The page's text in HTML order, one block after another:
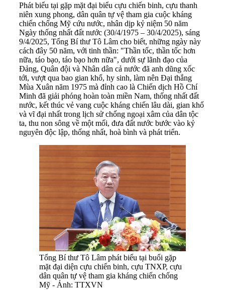
Phát biểu tại gặp mặt đại biểu cựu chiến binh, cựu thanh
niên xung phong, dân quân tự vệ tham gia cuộc kháng
chiến chống Mỹ cứu nước, nhân dịp kỷ niệm 50 năm
Ngày thống nhất đất nước (30/4/1975 – 30/4/2025), sáng
9/4/2025, Tổng Bí thư Tô Lâm cho biết, những ngày này
cách đây 50 năm, với tinh thần: "Thần tốc, thần tốc hơn
nữa, táo bạo, táo bạo hơn nữa", dưới sự lãnh đạo của
Đảng, Quân đội và Nhân dân cả nước đã anh dũng xốc
tới, vượt qua bao gian khổ, hy sinh, làm nên Đại thắng
Mùa Xuân năm 1975 mà đỉnh cao là Chiến dịch Hồ Chí
Minh đã giải phóng hoàn toàn miền Nam, thống nhất đất
nước, kết thúc vẻ vang cuộc kháng chiến lâu dài, gian khổ
và vĩ đại nhất trong lịch sử chống ngoại xâm của dân tộc
ta, thu non sông về một mối, đưa đất nước bước vào kỷ
nguyên độc lập, thống nhất, hoà bình và phát triển.
Tổng Bí thư Tô Lâm phát biểu tại buổi gặp
mặt đại diện cựu chiến binh, cựu TNXP, cựu
dân quân tự vệ tham gia kháng chiến chống
Mỹ - Ảnh: TTXVN